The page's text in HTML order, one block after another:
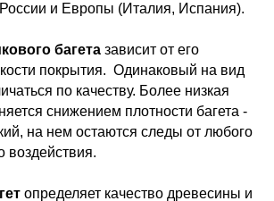
и Европы (Италия, Испания).
багета зависит от его
покрытия. Одинаковый на вид
по качеству. Более низкая
снижением плотности багета -
на нем остаются следы от любого
воздействия.
определяет качество древесины и